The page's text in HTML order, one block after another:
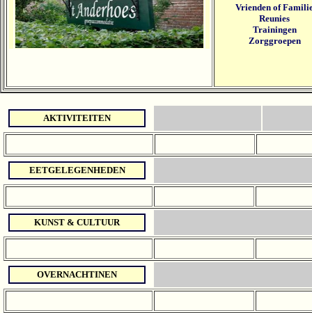
Vrienden of
Reunies
Trainingen
Zorggroepen
AKTIVITEITEN
EETGELEGENHEDEN
KUNST & CULTUUR
OVERNACHTINEN